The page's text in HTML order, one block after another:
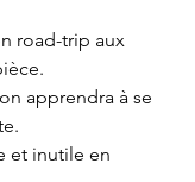
road-trip aux
apprendra à se
et inutile en